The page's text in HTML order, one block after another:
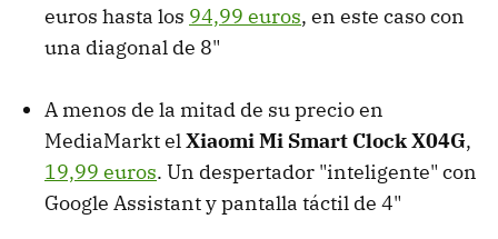
euros hasta los 94,99 euros, en este caso con
una diagonal de 8"
A menos de la mitad de su precio en
MediaMarkt elXiaomi Mi Smart Clock X04G,
19,99 euros. Un despertador "inteligente" con
Google Assistant y pantalla táctil de 4"